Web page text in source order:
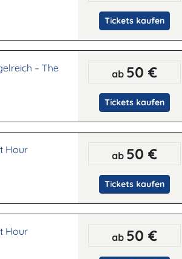
Tickets kaufen
– The
ab 50 €
Tickets kaufen
Hour
ab 50 €
Tickets kaufen
Hour
ab 50 €